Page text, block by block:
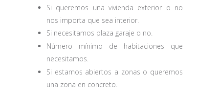
Si queremos una vivienda exterior o no
nos importa que sea interior.
Si necesitamos plaza garaje o no.
Número mínimo de habitaciones que
necesitamos.
Si estamos abiertos a zonas o queremos
una zona en concreto.